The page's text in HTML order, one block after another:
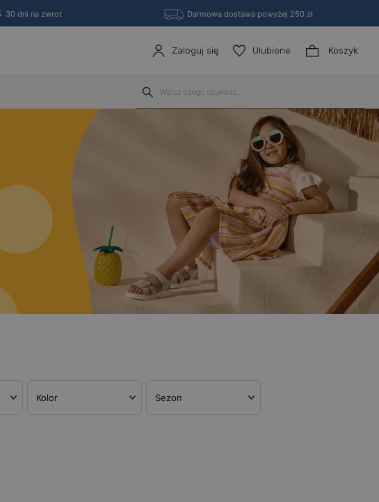
30 dni na zwrot Darmowa dostawa powyżej 250 zł
Zaloguj się Ulubione Koszyk
Kolor Sezon